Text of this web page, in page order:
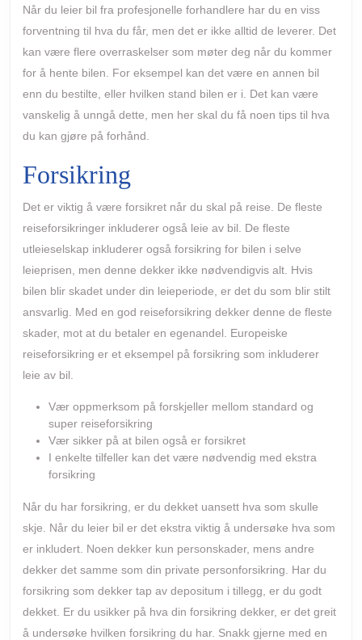
du
henter
leiebilen
Når du leier bil fra profesjonelle forhandlere har du en viss
forventning til hva du får, men det er ikke alltid de leverer. Det
kan være flere overraskelser som møter deg når du kommer
for å hente bilen. For eksempel kan det være en annen bil
enn du bestilte, eller hvilken stand bilen er i. Det kan være
vanskelig å unngå dette, men her skal du få noen tips til hva
du kan gjøre på forhånd.
Forsikring
Det er viktig å være forsikret når du skal på reise. De fleste
reiseforsikringer inkluderer også leie av bil. De fleste
utleieselskap inkluderer også forsikring for bilen i selve
leieprisen, men denne dekker ikke nødvendigvis alt. Hvis
bilen blir skadet under din leieperiode, er det du som blir stilt
ansvarlig. Med en god reiseforsikring dekker denne de fleste
skader, mot at du betaler en egenandel. Europeiske
reiseforsikring er et eksempel på forsikring som inkluderer
leie av bil.
Vær oppmerksom på forskjeller mellom standard og
super reiseforsikring
Vær sikker på at bilen også er forsikret
I enkelte tilfeller kan det være nødvendig med ekstra
forsikring
Når du har forsikring, er du dekket uansett hva som skulle
skje. Når du leier bil er det ekstra viktig å undersøke hva som
er inkludert. Noen dekker kun personskader, mens andre
dekker det samme som din private personforsikring. Har du
forsikring som dekker tap av depositum i tillegg, er du godt
dekket. Er du usikker på hva din forsikring dekker, er det greit
å undersøke hvilken forsikring du har. Snakk gjerne med en